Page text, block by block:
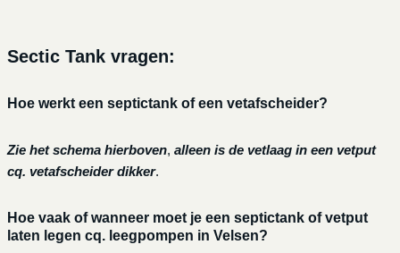
Sectic Tank vragen:
Hoe werkt een septictank of een vetafscheider?
Zie het schema hierboven, alleen is de vetlaag in een vetput
cq. vetafscheider dikker.
Hoe vaak of wanneer moet je een septictank of vetput
laten legen cq. leegpompen in Velsen?